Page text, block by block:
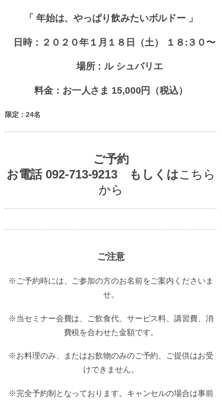
「 年始は、やっぱり飲みたいボルドー 」
日時：２０２０年１月１８日（土） １８:３０〜
場所：ル シュバリエ
料金：お一人さま 15,000円（税込）
限定：24名
ご予約
お電話 092-713-9213 もしくはこちら
から
ご注意
※ご予約時には、ご参加の方のお名前をご案内くださいま
せ。
※当セミナー会費は、ご飲食代、サービス料、講習費、消
費税を合わせた金額です。
※お料理のみ、またはお飲物のみのご予約、ご提供はお受
けできません。
※完全予約制となっております。キャンセルの場合は事前